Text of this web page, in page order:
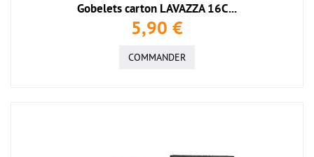
Gobelets carton LAVAZZA 16C...
5,90 €
COMMANDER